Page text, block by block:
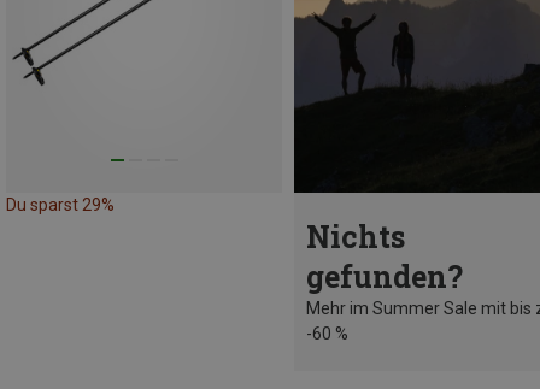
Du sparst 29%
Nichts
gefunden?
Mehr im Summer Sale mit bis
-60 %